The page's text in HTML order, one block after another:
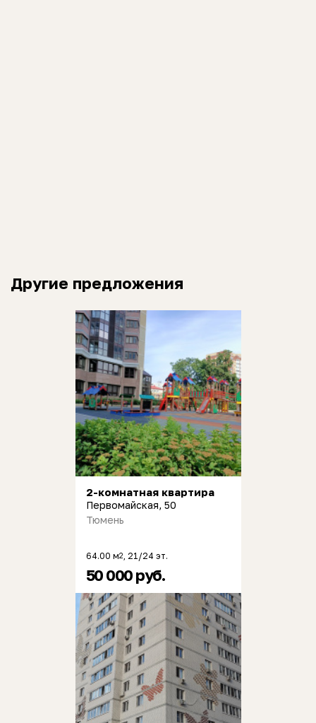
Другие предложения
2-комнатная квартира
Первомайская, 50
Тюмень
64.00 м2 , 21/24 эт.
50 000 руб.